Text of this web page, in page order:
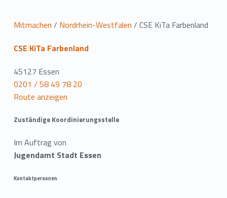
L
o
c
a
i
o
n
Mitmachen / Nordrhein-Westfalen / CSE KiTa Farbenland
CSE KiTa Farbenland
45127 Essen
0201 / 58 49 78 20
Route anzeigen
Zuständige Koordinierungsstelle
Im Auftrag von
Jugendamt Stadt Essen
Kontaktpersonen